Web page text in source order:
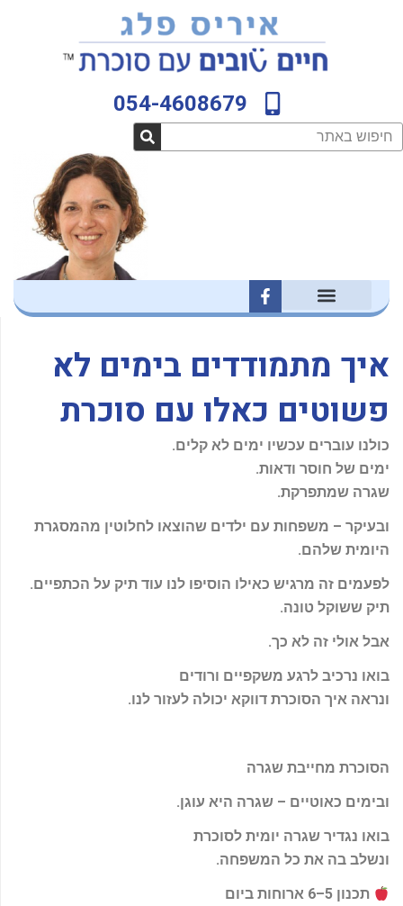
054-4608679
חיפוש
c
o
k
-
איך מתמודדים בימים לא
פשוטים כאלו עם סוכרת
כולנו עוברים עכשיו ימים לא קלים.
ימים של חוסר ודאות.
שגרה שמתפרקת.
ובעיקר – משפחות עם ילדים שהוצאו לחלוטין מהמסגרת
היומית שלהם.
לפעמים זה מרגיש כאילו הוסיפו לנו עוד תיק על הכתפיים.
תיק ששוקל טונה.
אבל אולי זה לא כך.
בואו נרכיב לרגע משקפיים ורודים
ונראה איך הסוכרת דווקא יכולה לעזור לנו.
הסוכרת מחייבת שגרה
ובימים כאוטיים – שגרה היא עוגן.
בואו נגדיר שגרה יומית לסוכרת
ונשלב בה את כל המשפחה.
תכנון 5–6 ארוחות ביום